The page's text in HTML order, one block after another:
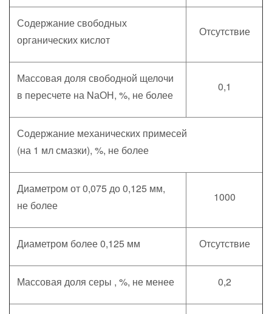
Содержание свободных
органических кислот
Отсутствие
Массовая доля свободной щелочи
в пересчете на NаОН, %, не более
0,1
Содержание механических примесей
(на 1 мл смазки), %, не более
Диаметром от 0,075 до 0,125 мм,
не более
1000
Диаметром более 0,125 мм Отсутствие
Массовая доля серы , %, не менее 0,2